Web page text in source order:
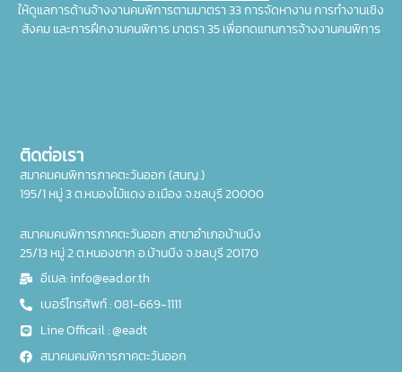
ให้ดูแลการด้านจ้างงานคนพิการตามมาตรา 33 การจัดหางาน การทำงานเชิง
สังคม และการฝึกงานคนพิการ มาตรา 35 เพื่อทดแทนการจ้างงานคนพิการ
ติดต่อเรา
สมาคมคนพิการภาคตะวันออก (สนญ.)
195/1 หมู่ 3 ต.หนองไม้แดง อ.เมือง จ.ชลบุรี 20000
สมาคมคนพิการภาคตะวันออก สาขาอำเภอบ้านบึง
25/13 หมู่ 2 ต.หนองชาก อ.บ้านบึง จ.ชลบุรี 20170
อีเมล: info@ead.or.th
เบอร์โทรศัพท์ : 081-669-1111
Line Officail : @eadt
สมาคมคนพิการภาคตะวันออก